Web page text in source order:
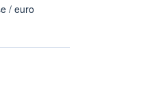
/ euro